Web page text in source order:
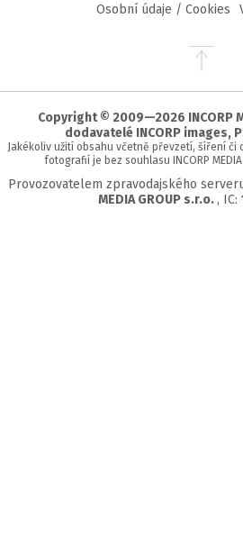
Osobní údaje / Cookies
Přejít
stránky
Copyright © 2009—2026 INCORP
dodavatelé INCORP images,
Jakékoliv užití obsahu včetně převzetí, šíření
fotografií je bez souhlasu INCORP
Provozovatelem zpravodajského
MEDIA GROUP s.r.o. , IC: